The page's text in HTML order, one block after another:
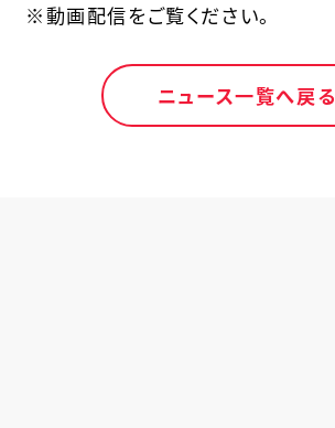
※動画配信をご覧ください。
ニュース一覧へ戻る